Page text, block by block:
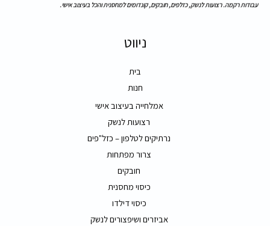
עבודות רקמה. רצועות לנשק, כזלפים, חובקים, קונדומים למחסנית והכל בעיצוב אישי.
ניווט
בית
חנות
אמלחייה בעיצוב אישי
רצועות לנשק
נרתיקים לטלפון – כזל"פים
צרור מפתחות
חובקים
כיסוי מחסנית
כיסוי דילדו
אביזרים ושיפצורים לנשק